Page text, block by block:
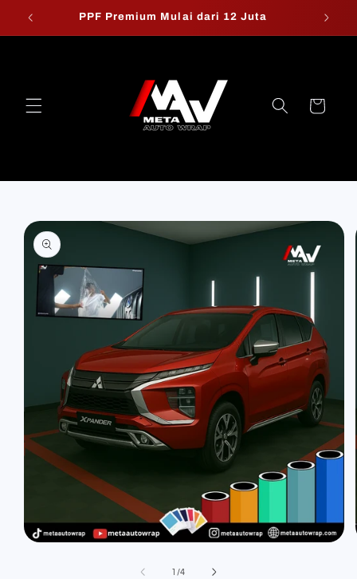
Skip to
PPF Premium Mulai dari 12 Juta
Cart
Skip to
product
information
1 /of
4